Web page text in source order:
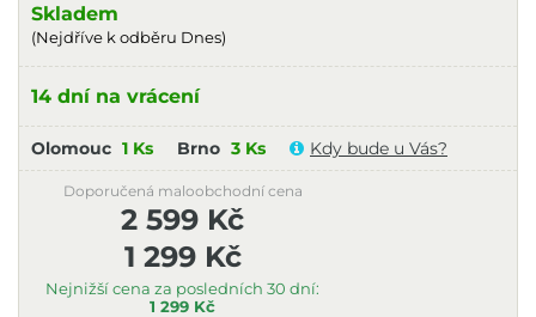
Skladem
(Nejdříve k odběru Dnes)
14 dní na vrácení
Olomouc 1 Ks Brno 3 Ks Kdy bude u Vás?
1 299 Kč
Nejnižší cena za posledních 30 dní:
1 299 Kč
Doporučená maloobchodní cena
2 599 Kč